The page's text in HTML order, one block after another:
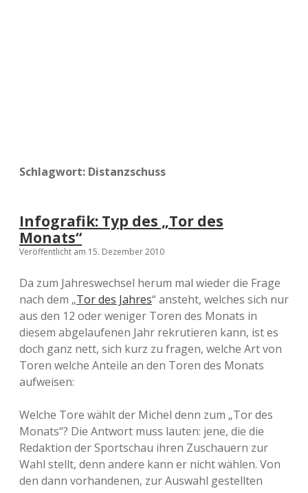
Schlagwort: Distanzschuss
Infografik: Typ des „Tor des
Monats“
Veröffentlicht am 15. Dezember 2010
Da zum Jahreswechsel herum mal wieder die Frage
nach dem „Tor des Jahres“ ansteht, welches sich nur
aus den 12 oder weniger Toren des Monats in
diesem abgelaufenen Jahr rekrutieren kann, ist es
doch ganz nett, sich kurz zu fragen, welche Art von
Toren welche Anteile an den Toren des Monats
aufweisen:
Welche Tore wählt der Michel denn zum „Tor des
Monats“? Die Antwort muss lauten: jene, die die
Redaktion der Sportschau ihren Zuschauern zur
Wahl stellt, denn andere kann er nicht wählen. Von
den dann vorhandenen, zur Auswahl gestellten